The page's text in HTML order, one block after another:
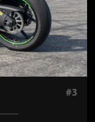
#3